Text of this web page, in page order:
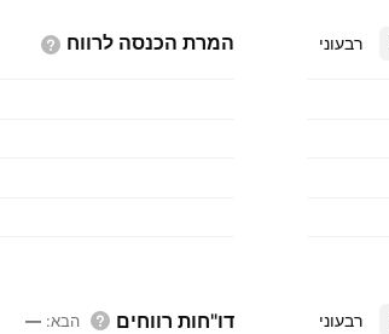
רבעוני המרת הכנסה לרווח
רבעוני דו"חות רווחים הבא:
—